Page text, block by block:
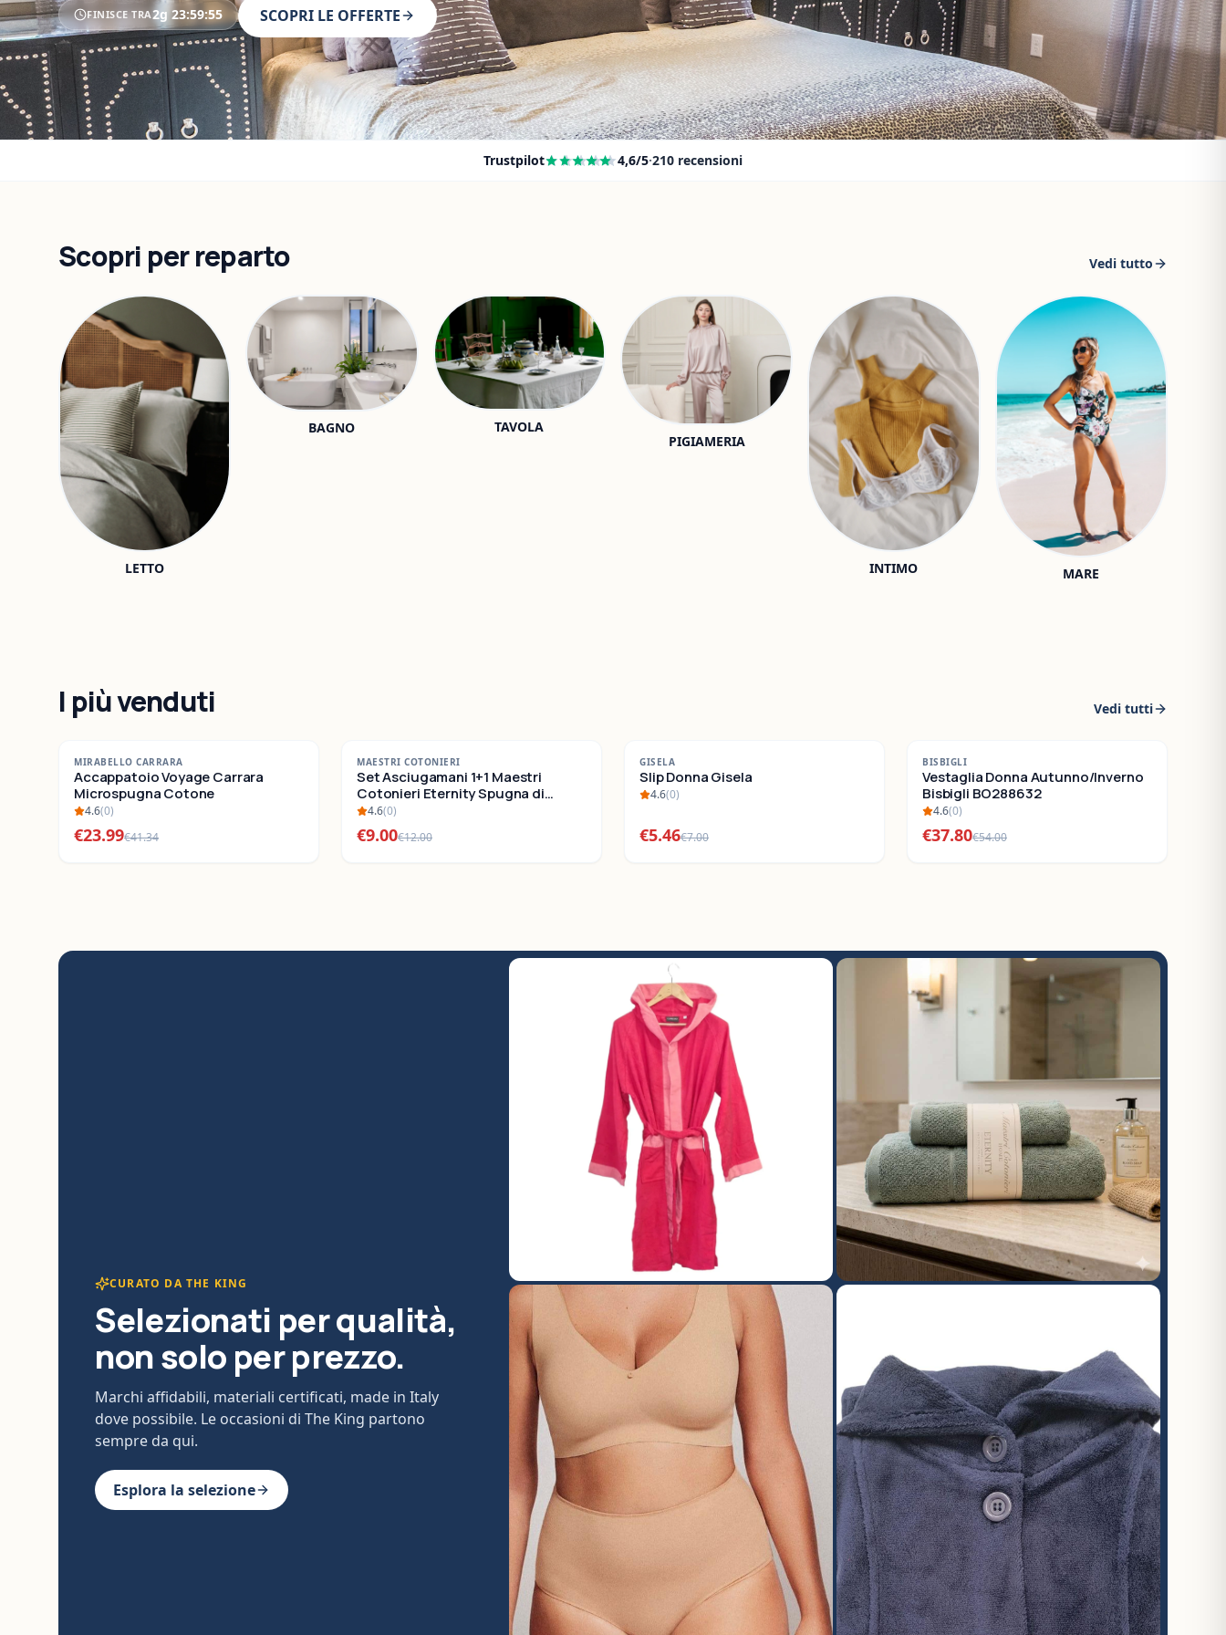
FINISCE TRA2g23:59:53 SCOPRI LE OFFERTE
Trustpilot 4,6/5·210 recensioni
Scopri per reparto Vedi tutto
LETTO
BAGNO
TAVOLA
PIGIAMERIA
INTIMO MARE
I più venduti Vedi tutti
- 42%
SALDI
MIRABELLO CARRARA
Accappatoio Voyage Carrara
Microspugna Cotone
4.6(0)
€23.99€41.34
- 25 %
SALDI
MAESTRI COTONIERI
Set Asciugamani 1+1 Maestri
Cotonieri Eternity Spugna di
Cotone
4.6(0)
€9.00€12.00
-22%
SALDI
GISELA
Slip Donna Gisela
4.6(0)
€5.46€7.00
-30%
SALDI
BISBIGLI
Vestaglia Donna Autunno/Inverno
Bisbigli BO288632
4.6(0)
€37.80€54.00
CURATO DA THE KING
Selezionati per qualità,
non solo per prezzo.
Marchi affidabili, materiali certificati, made in Italy
dove possibile. Le occasioni di The King partono
sempre da qui.
Esplora la selezione